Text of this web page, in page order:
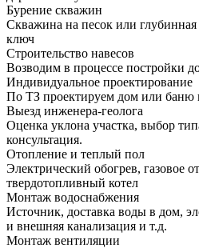
Бурение скважин
Скважина на песок или
ключ
Строительство навесов
Возводим в процессе постройки
Индивидуальное проектирование
По ТЗ проектируем дом или
Выезд инженера-геолога
Оценка уклона участка, выбор
консультация.
Отопление и теплый пол
Электрический обогрев, газовое
твердотопливный котел
Монтаж водоснабжения
Источник, доставка воды в дом,
и внешняя канализация и т.д.
Монтаж вентиляции